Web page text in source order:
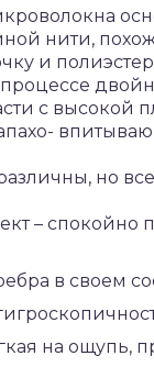
нити,
и
с высокой
но
– спокойно
в своем
на ощупь,